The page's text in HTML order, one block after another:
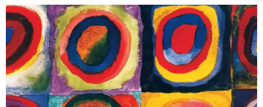
Lees
meer
over